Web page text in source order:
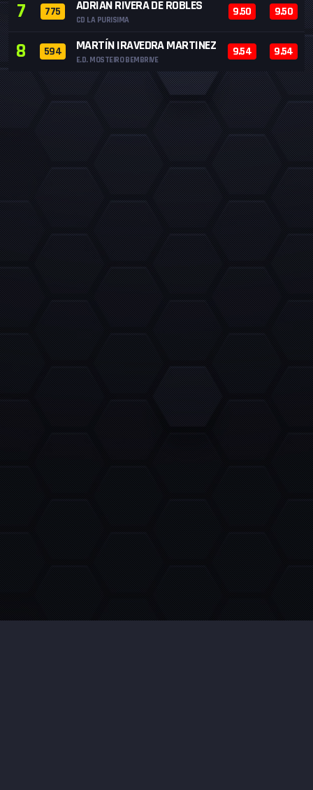
7 775 ADRIÁN RIVERA DE ROBLES
CD LA PURISIMA
9.50 9.50
8 594 MARTÍN IRAVEDRA MARTINEZ
E.D. MOSTEIRO BEMBRIVE
9.54 9.54